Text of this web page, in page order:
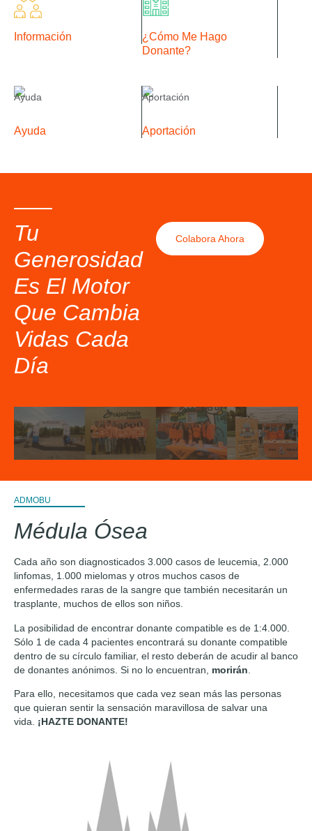
Información
¿Cómo Me Hago
Donante?
Ayuda Aportación
Tu
Generosidad
Es El Motor
Que Cambia
Vidas Cada
Día
Colabora Ahora
ADMOBU
Médula Ósea
Cada año son diagnosticados 3.000 casos de leucemia, 2.000
linfomas, 1.000 mielomas y otros muchos casos de
enfermedades raras de la sangre que también necesitarán un
trasplante, muchos de ellos son niños.
La posibilidad de encontrar donante compatible es de 1:4.000.
Sólo 1 de cada 4 pacientes encontrará su donante compatible
dentro de su círculo familiar, el resto deberán de acudir al banco
de donantes anónimos. Si no lo encuentran, morirán
Para ello, necesitamos que cada vez sean más las personas
que quieran sentir la sensación maravillosa de salvar una
vida. ¡HAZTE DONANTE!